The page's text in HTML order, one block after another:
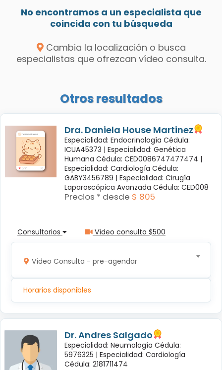
No encontramos a un especialista que
coincida con tu búsqueda
Cambia la localización o busca
especialistas que ofrezcan vídeo consulta.
Otros resultados
Dra. Daniela House Martinez
Especialidad: Endocrinología Cédula:
ICUA45373 | Especialidad: Genética
Humana Cédula: CED0086747477474 |
Especialidad: Cardiología Cédula:
GABY3456789 | Especialidad: Cirugía
Laparoscópica Avanzada Cédula: CED008
Precios * desde $ 805
Consultorios Vídeo consulta $500
Vídeo Consulta - pre-agendar
Horarios disponibles
Dr. Andres Salgado
Especialidad: Neumología Cédula:
5976325 | Especialidad: Cardiología
Cédula: 2181711474